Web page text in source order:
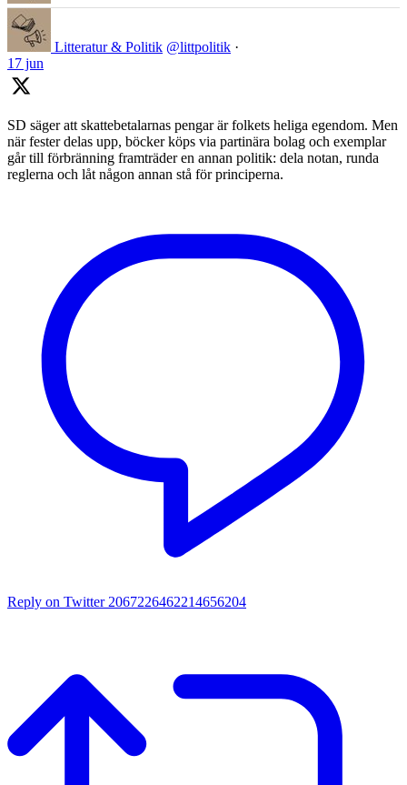
Litteratur & Politik @littpolitik ·
17 jun
SD säger att skattebetalarnas pengar är folkets heliga egendom. Men
när fester delas upp, böcker köps via partinära bolag och exemplar
går till förbränning framträder en annan politik: dela notan, runda
reglerna och låt någon annan stå för principerna.
Reply on Twitter 2067226462214656204